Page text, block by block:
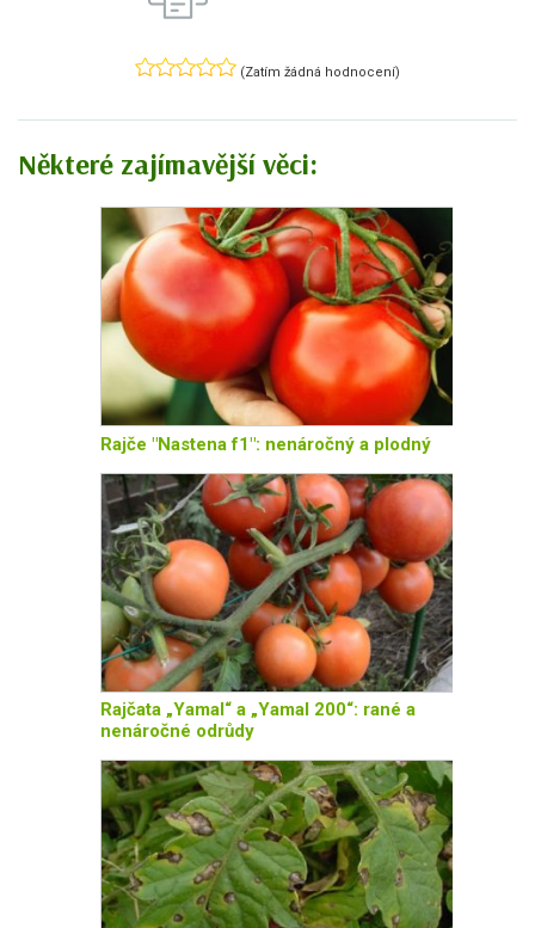
(Zatím žádná hodnocení)
Některé zajímavější věci:
Rajče "Nastena f1": nenáročný a plodný
Rajčata „Yamal“ a „Yamal 200“: rané a
nenáročné odrůdy